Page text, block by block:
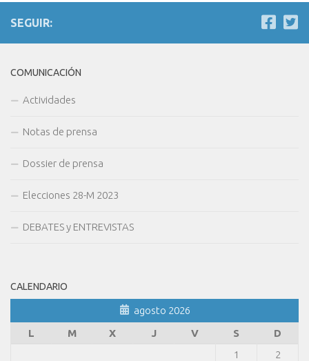
SEGUIR:
COMUNICACIÓN
Actividades
Notas de prensa
Dossier de prensa
Elecciones 28-M 2023
DEBATES y ENTREVISTAS
CALENDARIO
agosto 2026
L
M X J V S
D
1
2